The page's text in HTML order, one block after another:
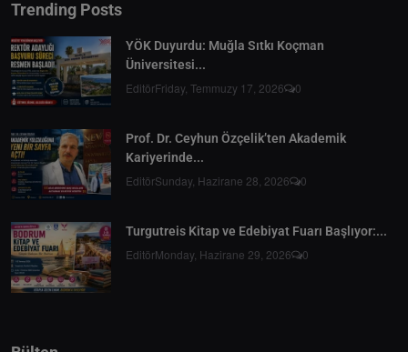
Trending Posts
YÖK Duyurdu: Muğla Sıtkı Koçman
Üniversitesi...
EditörFriday, Temmuzy 17, 2026 0
Prof. Dr. Ceyhun Özçelik’ten Akademik
Kariyerinde...
EditörSunday, Hazirane 28, 2026 0
Turgutreis Kitap ve Edebiyat Fuarı Başlıyor:...
EditörMonday, Hazirane 29, 2026 0